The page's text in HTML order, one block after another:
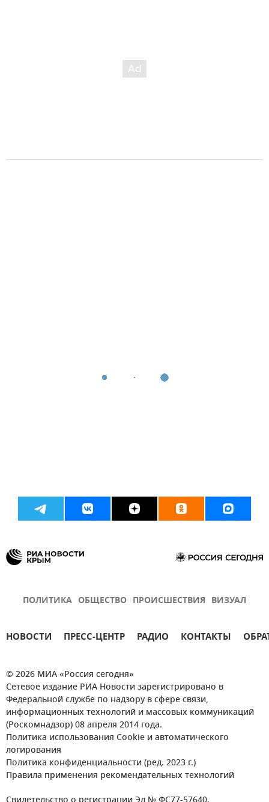
ПОЛИТИКА ОБЩЕСТВО ПРОИСШЕСТВИЯ ВИЗУАЛ
НОВОСТИ ПРЕСС-ЦЕНТР РАДИО КОНТАКТЫ
© 2026 МИА «Россия сегодня»
Сетевое издание РИА Новости зарегистрировано в
Федеральной службе по надзору в сфере связи,
информационных технологий и массовых коммуникаций
(Роскомнадзор) 08 апреля 2014 года.
Политика использования Cookie и автоматического
логирования
Политика конфиденциальности (ред. 2023 г.)
Правила применения рекомендательных технологий